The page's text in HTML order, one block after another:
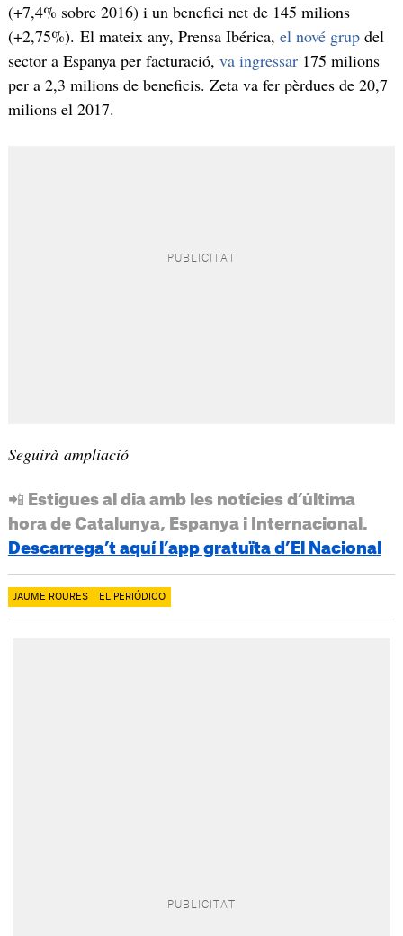
(+7,4% sobre 2016) i un benefici net de 145 milions
(+2,75%). El mateix any, Prensa Ibérica, el nové grupdel
sector a Espanya per facturació, va ingressar175 milions
per a 2,3 milions de beneficis. Zeta va fer pèrdues de 20,7
milions el 2017.
Seguirà ampliació
📲 Estigues al dia amb les notícies d’última
hora de Catalunya, Espanya i Internacional.
Descarrega’t aquí l’app gratuïta d’El Nacional
JAUME ROURES EL PERIÓDICO